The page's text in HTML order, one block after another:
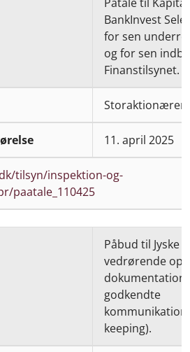
BankInvest
for sen
og for sen
Finanstilsynet.
Storaktionærer
11. april 2025
tilsyn/inspektion-og-
paatale_110425
Påbud til Jyske
vedrørende
dokumentation
godkendte
keeping).